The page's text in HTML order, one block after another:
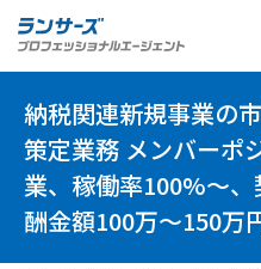
納税関連新規事業の
策定業務 メンバーポ
業、稼働率100%～
酬金額100万～150万